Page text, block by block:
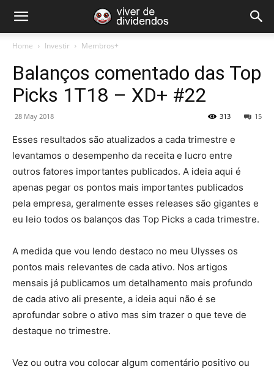
Home Investir Membros+
Balanços comentado das Top
Picks 1T18 – XD+ #22
28 May 2018 15
313
Esses resultados são atualizados a cada trimestre e
levantamos o desempenho da receita e lucro entre
outros fatores importantes publicados. A ideia aqui é
apenas pegar os pontos mais importantes publicados
pela empresa, geralmente esses releases são gigantes e
eu leio todos os balanços das Top Picks a cada trimestre.
A medida que vou lendo destaco no meu Ulysses os
pontos mais relevantes de cada ativo. Nos artigos
mensais já publicamos um detalhamento mais profundo
de cada ativo ali presente, a ideia aqui não é se
aprofundar sobre o ativo mas sim trazer o que teve de
destaque no trimestre.
Vez ou outra vou colocar algum comentário positivo ou